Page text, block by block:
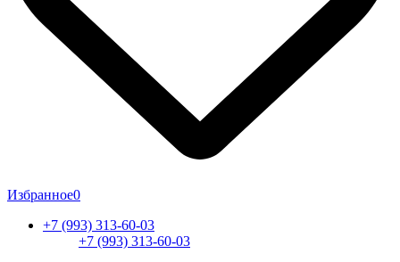
Избранное0
+7 (993) 313-60-03
+7 (993) 313-60-03